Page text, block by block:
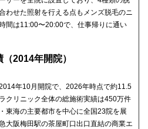
わせた照射を行える点もメンズ脱毛のニ
間は11:00〜20:00で、仕事帰りに通い
2014年開院）
年10月開院で、2026年時点で約11.5
クリニック全体の総施術実績は450万件
東海の主要都市を中心に全国23院を展
大阪梅田駅の茶屋町口出口直結の商業エ